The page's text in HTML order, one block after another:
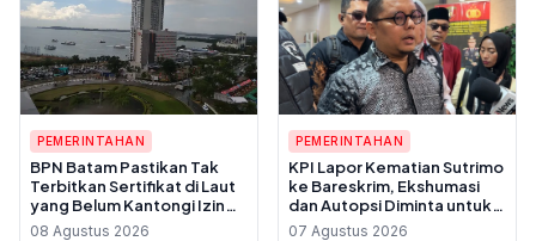
PEMERINTAHAN
BPN Batam Pastikan Tak
Terbitkan Sertifikat di Laut
yang Belum Kantongi Izin
Reklamasi
08 Agustus 2026
PEMERINTAHAN
KPI Lapor Kematian Sutrimo
ke Bareskrim, Ekshumasi
dan Autopsi Diminta untuk
Usut Dugaan Pembunuhan
07 Agustus 2026